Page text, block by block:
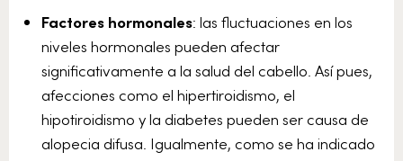
Factores hormonales: las fluctuaciones en los
niveles hormonales pueden afectar
significativamente a la salud del cabello. Así pues,
afecciones como el hipertiroidismo, el
hipotiroidismo y la diabetes pueden ser causa de
alopecia difusa. Igualmente, como se ha indicado